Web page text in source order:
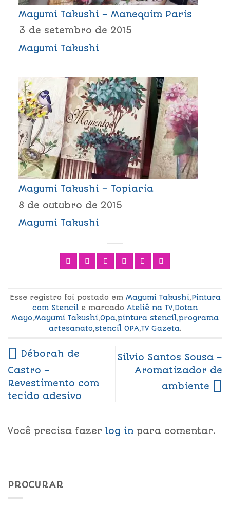
Mayumi Takushi – Manequim Paris
3 de setembro de 2015
Mayumi Takushi
Mayumi Takushi – Topiaria
8 de outubro de 2015
Mayumi Takushi
Esse registro foi postado em Mayumi Takushi,Pintura
com Stencil e marcado Ateliê na TV,Dotan
Mayo,Mayumi Takushi,Opa,pintura stencil,programa
artesanato,stencil OPA,TV Gazeta.
Déborah de
Castro –
Revestimento com
tecido adesivo
Silvio Santos Sousa –
Aromatizador de
ambiente
Você precisa fazer log in para comentar.
PROCURAR